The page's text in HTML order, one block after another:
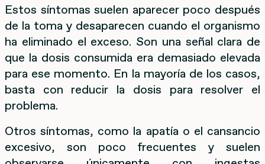
Estos síntomas suelen aparecer poco después
de la toma y desaparecen cuando el organismo
ha eliminado el exceso. Son una señal clara de
que la dosis consumida era demasiado elevada
para ese momento. En la mayoría de los casos,
basta con reducir la dosis para resolver el
problema.
Otros síntomas, como la apatía o el cansancio
excesivo, son poco frecuentes y suelen